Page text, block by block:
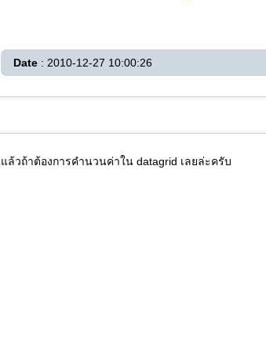
Date : 2010-12-27 10:00:26
แล้วถ้าต้องการคำนวนค่าใน datagrid เลยล่ะครับ